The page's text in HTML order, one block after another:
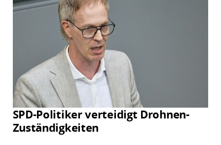
SPD-Politiker verteidigt Drohnen-
Zuständigkeiten